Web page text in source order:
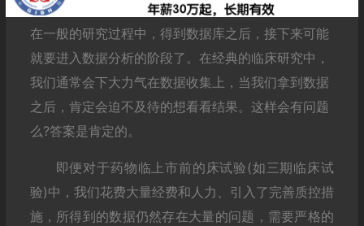
在一般的研究过程中，得到数据库之后，接下来可能
就要进入数据分析的阶段了。在经典的临床研究中，
我们通常会下大力气在数据收集上，当我们拿到数据
之后，肯定会迫不及待的想看看结果。这样会有问题
么?答案是肯定的。
即便对于药物临上市前的床试验(如三期临床试
验)中，我们花费大量经费和人力、引入了完善质控措
施，所得到的数据仍然存在大量的问题，需要严格的